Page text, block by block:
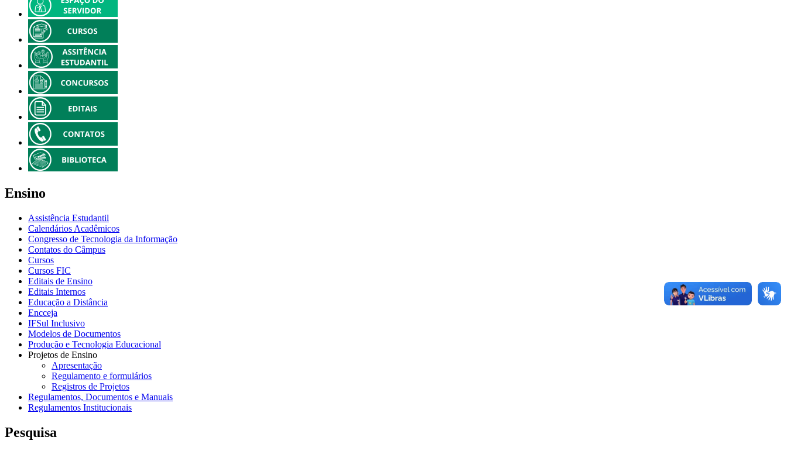
Ensino
Assistência Estudantil
Calendários Acadêmicos
Congresso de Tecnologia da Informação
Contatos do Câmpus
Cursos
Cursos FIC
Editais de Ensino
Editais Internos
Educação a Distância
Encceja
IFSul Inclusivo
Modelos de Documentos
Produção e Tecnologia Educacional
Projetos de Ensino
Apresentação
Regulamento e formulários
Registros de Projetos
Regulamentos, Documentos e Manuais
Regulamentos Institucionais
Pesquisa